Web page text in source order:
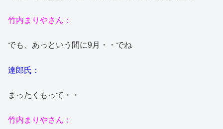
竹内まりやさん：
でも、あっという間に9月・・でね
達郎氏：
まったくもって・・
竹内まりやさん：